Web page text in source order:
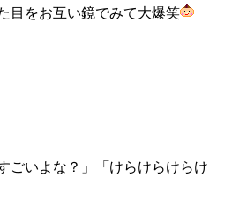
目をお互い鏡でみて大爆笑
ごいよな？」「けらけらけらけ